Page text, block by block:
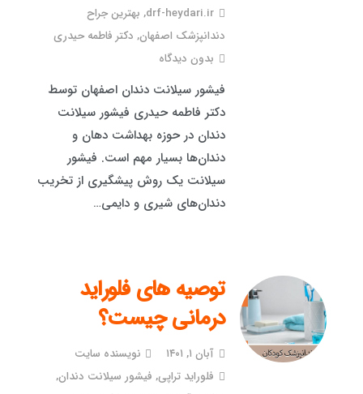
drf-heydari.ir
, بهترین جراح
دندانپزشک اصفهان, دکتر فاطمه حیدری
بدون دیدگاه
فیشور سیلانت دندان اصفهان توسط
دکتر فاطمه حیدری فیشور سیلانت
دندان در حوزه بهداشت دهان و
دندان‌ها بسیار مهم است. فیشور
سیلانت یک روش پیشگیری از تخریب
دندان‌های شیری و دایمی…
توصیه های فلوراید
درمانی چیست؟
آبان ۱, ۱۴۰۱
نویسنده سایت
فلوراید تراپی, فیشور سیلانت دندان,